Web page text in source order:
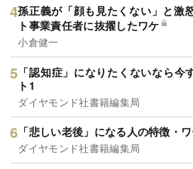
孫正義が「顔も見たくない」と激
ト事業責任者に抜擢したワケ
小倉健一
「認知症」になりたくないなら今
ト1
ダイヤモンド社書籍編集局
「悲しい老後」になる人の特徴・
ダイヤモンド社書籍編集局